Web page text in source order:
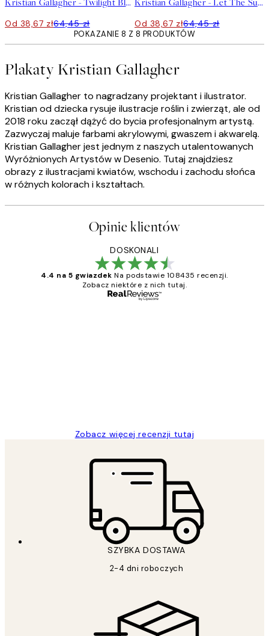
Kristian Gallagher - Twilight Blue and Metallic Gold Sunrise Plakat
Od 38,67 zł64,45 zł
Kristian Gallagher - Let The Sunshine in Plakat
Od 38,67 zł64,45 zł
POKAZANIE 8 Z 8 PRODUKTÓW
Plakaty Kristian Gallagher
Kristian Gallagher to nagradzany projektant i ilustrator.
Kristian od dziecka rysuje ilustracje roślin i zwierząt, ale od
2018 roku zaczął dążyć do bycia profesjonalnym artystą.
Zazwyczaj maluje farbami akrylowymi, gwaszem i akwarelą.
Kristian Gallagher jest jednym z naszych utalentowanych
Wyróżnionych Artystów w Desenio. Tutaj znajdziesz
obrazy z ilustracjami kwiatów, wschodu i zachodu słońca
w różnych kolorach i kształtach.
Opinie klientów
DOSKONALI
4.4 na 5 gwiazdek Na podstawie 108435 recenzji.
Zobacz niektóre z nich tutaj.
Zobacz więcej recenzji tutaj
SZYBKA DOSTAWA
2-4 dni roboczych